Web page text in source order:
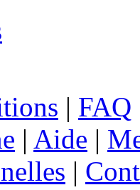
| FAQ
| Aide |
|